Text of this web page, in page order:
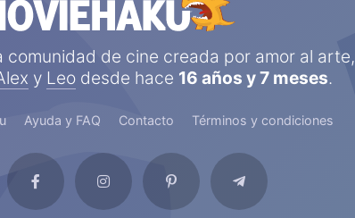
comunidad de cine creada por amor al arte,
y Leodesde hace 16 años y 7 meses.
Ayuda y FAQ Contacto Términos y condiciones